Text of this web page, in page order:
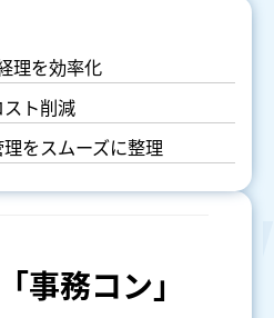
事務コン」
理を効率化
ト削減
をスムーズに整理